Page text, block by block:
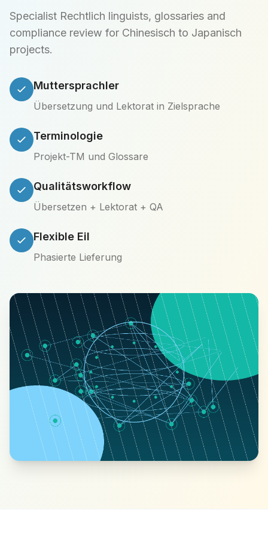
Specialist Rechtlich linguists, glossaries and
compliance review for Chinesisch to Japanisch
projects.
Muttersprachler
Übersetzung und Lektorat in Zielsprache
Terminologie
Projekt-TM und Glossare
Qualitätsworkflow
Übersetzen + Lektorat + QA
Flexible Eil
Phasierte Lieferung